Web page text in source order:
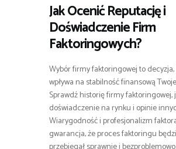
Jak Ocenić Reputację i
Doświadczenie Firm
Faktoringowych?
Wybór firmy faktoringowej to
wpływa na stabilność finansową
Sprawdź historię firmy faktoringowej,
doświadczenie na rynku i opinie
Wiarygodność i profesjonalizm
gwarancja, że proces faktoringu